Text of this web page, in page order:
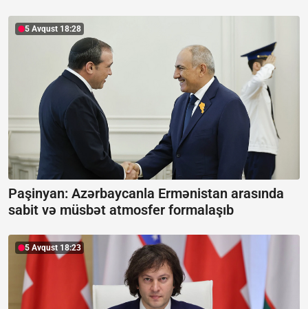
5 Avqust 18:28
Paşinyan: Azərbaycanla Ermənistan arasında
sabit və müsbət atmosfer formalaşıb
5 Avqust 18:23